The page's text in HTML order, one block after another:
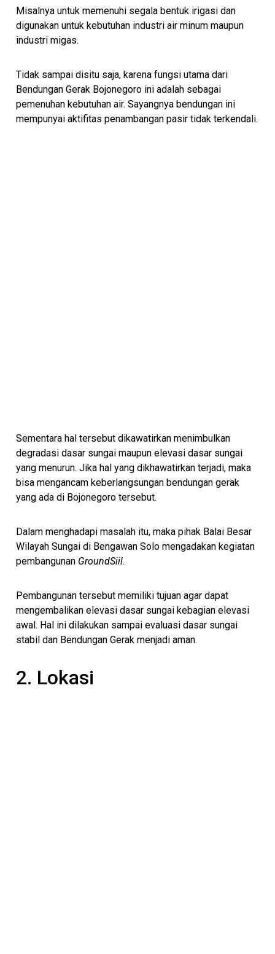
Misalnya untuk memenuhi segala bentuk irigasi dan
digunakan untuk kebutuhan industri air minum maupun
industri migas.
Tidak sampai disitu saja, karena fungsi utama dari
Bendungan Gerak Bojonegoro ini adalah sebagai
pemenuhan kebutuhan air. Sayangnya bendungan ini
mempunyai aktifitas penambangan pasir tidak terkendali.
Sementara hal tersebut dikawatirkan menimbulkan
degradasi dasar sungai maupun elevasi dasar sungai
yang menurun. Jika hal yang dikhawatirkan terjadi, maka
bisa mengancam keberlangsungan bendungan gerak
yang ada di Bojonegoro tersebut.
Dalam menghadapi masalah itu, maka pihak Balai Besar
Wilayah Sungai di Bengawan Solo mengadakan kegiatan
pembangunan GroundSiil.
Pembangunan tersebut memiliki tujuan agar dapat
mengembalikan elevasi dasar sungai kebagian elevasi
awal. Hal ini dilakukan sampai evaluasi dasar sungai
stabil dan Bendungan Gerak menjadi aman.
2. Lokasi